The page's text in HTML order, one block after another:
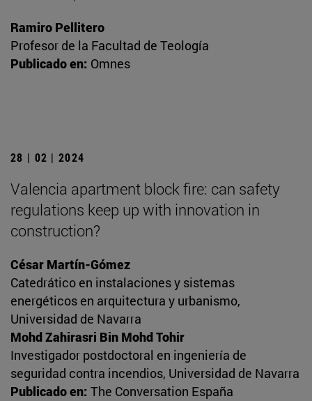
Ramiro Pellitero
Profesor de la Facultad de Teología
Publicado en: Omnes
28 | 02 | 2024
Valencia apartment block fire: can safety
regulations keep up with innovation in
construction?
César Martín-Gómez
Catedrático en instalaciones y sistemas
energéticos en arquitectura y urbanismo,
Universidad de Navarra
Mohd Zahirasri Bin Mohd Tohir
Investigador postdoctoral en ingeniería de
seguridad contra incendios, Universidad de Navarra
Publicado en: The Conversation España